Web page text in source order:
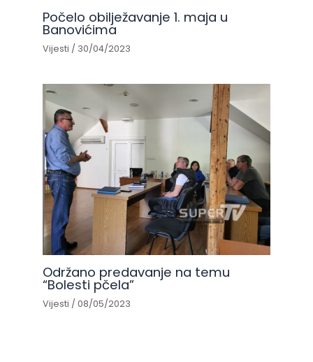
Počelo obilježavanje 1. maja u
Banovićima
Vijesti / 30/04/2023
Održano predavanje na temu
“Bolesti pčela”
Vijesti /08/05/2023